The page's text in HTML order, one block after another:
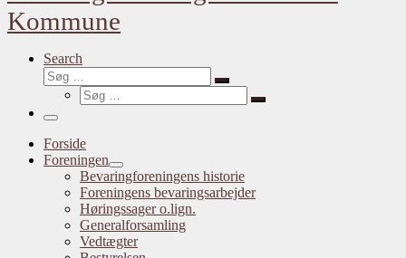
Kommune
Search
Søg
Søg
Søg
Søg
Menu
Forside
Foreningen
Bevaringforeningens historie
Foreningens bevaringsarbejder
Høringssager o.lign.
Generalforsamling
Vedtægter